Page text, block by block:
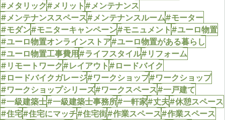
#メタリック#メリット#メンテナンス
#メンテナンススペース#メンテナンスルーム#モーター
#モダン#モニターキャンペーン#モニュメント#ユーロ物置
#ユーロ物置オンラインストア#ユーロ物置がある暮らし
#ユーロ物置工事費用#ライフスタイル#リフォーム
#リモートワーク#レイアウト#ロードバイク
#ロードバイクガレージ#ワークショップ#ワークショップ
#ワークショップシリーズ#ワークスペース#一戸建て
#一級建築士#一級建築士事務所#一軒家#丈夫#休憩スペース
#住宅#住宅にマッチ#住宅街#作業スペース#作業スペース